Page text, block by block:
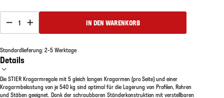
1 IN DEN WARENKORB
Standardlieferung: 2-5 Werktage
Details
Die STIER Kragarmregale mit 5 gleich langen Kragarmen (pro Seite) und einer
Kragarmbelastung von je 540 kg sind optimal für die Lagerung von Profilen, Rohren
und Stäben geeignet. Dank der schraubbaren Ständerkonstruktion mit verstellbaren